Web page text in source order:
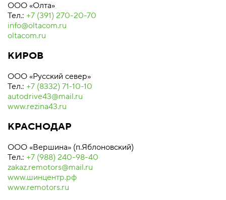
ООО «Олта»
Тел.: +7 (391) 270-20-70
info@oltacom.ru
oltacom.ru
КИРОВ
ООО «Русский север»
Тел.: +7 (8332) 71-10-10
autodrive43@mail.ru
www.rezina43.ru
КРАСНОДАР
ООО «Вершина» (п.Яблоновский)
Тел.: +7 (988) 240-98-40
zakaz.remotors@mail.ru
www.шинцентр.рф
www.remotors.ru